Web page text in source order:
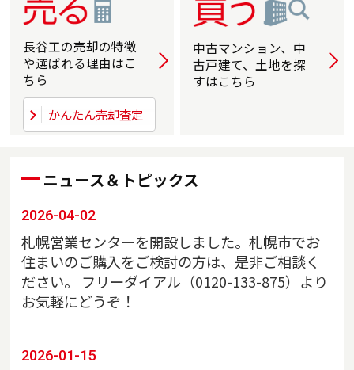
長谷工の売却の特徴
や選ばれる理由はこ
ちら
かんたん売却査定
詳しく
中古マンション、中
古戸建て、土地を探
すはこちら
ニュース＆トピックス
2026-04-02
札幌営業センターを開設しました。札幌市でお
住まいのご購入をご検討の方は、是非ご相談く
ださい。 フリーダイアル（0120-133-875）より
お気軽にどうぞ！
2026-01-15